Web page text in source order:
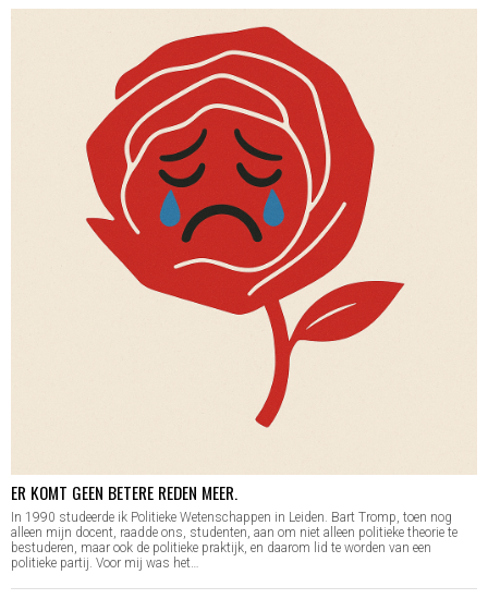
ER KOMT GEEN BETERE REDEN MEER.
In 1990 studeerde ik Politieke Wetenschappen in Leiden. Bart Tromp, toen nog
alleen mijn docent, raadde ons, studenten, aan om niet alleen politieke theorie te
bestuderen, maar ook de politieke praktijk, en daarom lid te worden van een
politieke partij. Voor mij was het…